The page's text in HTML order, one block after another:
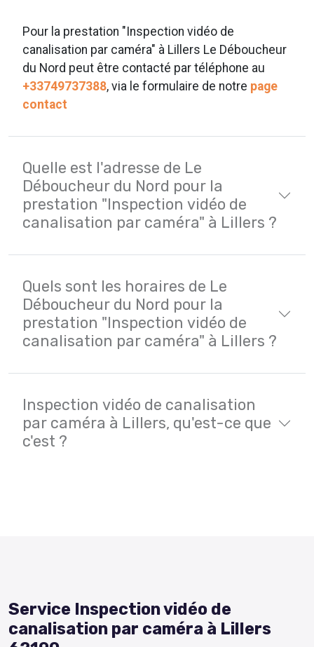
Pour la prestation "Inspection vidéo de
canalisation par caméra" à Lillers Le Déboucheur
du Nord peut être contacté par téléphone au
+33749737388, via le formulaire de notre page
contact
Quelle est l'adresse de Le
Déboucheur du Nord pour la
prestation "Inspection vidéo de
canalisation par caméra" à Lillers ?
Quels sont les horaires de Le
Déboucheur du Nord pour la
prestation "Inspection vidéo de
canalisation par caméra" à Lillers ?
Inspection vidéo de canalisation
par caméra à Lillers, qu'est-ce que
c'est ?
Service Inspection vidéo de
canalisation par caméra à Lillers